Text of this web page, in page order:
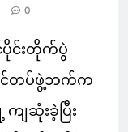
0
ပိုင်းတိုက်ပွဲ
င်တပ်ဖွဲ့ဘက်က
ျဆုံးခဲ့ပြီး